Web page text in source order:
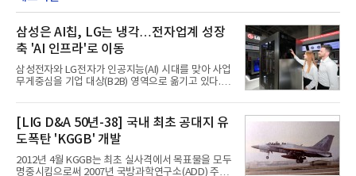
삼성은 AI칩, LG는 냉각…전자업계 성장
축 'AI 인프라'로 이동
삼성전자와 LG전자가 인공지능(AI) 시대를 맞아 사업
무게중심을 기업 대상(B2B) 영역으로 옮기고 있다.
접어든 가운데 삼성전자는 AI 반도체를 중심으로 데
이터센터 생태계 공략을 강화하고 LG전자는 냉각솔
루션·전장·로봇 등 기업용 솔루션 사업 확대에 속도를
내고 있다.9일 업계에 따르면 LG전자는 2분기 생활가
전과 프리미엄 제품 경쟁력에 더해 B2B 사업 확대 효
과로 수익성을 방어한 반면 삼성전자는 디바이스경험
[LIG D&A 50년-38] 국내 최초 공대지 유
도폭탄 'KGGB' 개발
2012년 4월 KGGB는 최초 실사격에서 목표물을 모두
명중시킴으로써 2007년 국방과학연구소(ADD) 주관